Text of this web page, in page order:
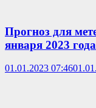
Прогноз для
января 2023 года
01.01.2023 07:46